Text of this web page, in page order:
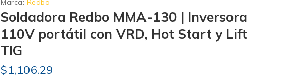
Marca: Redbo
Soldadora Redbo MMA-130 | Inversora
110V portátil con VRD, Hot Start y Lift
TIG
$1,106.29